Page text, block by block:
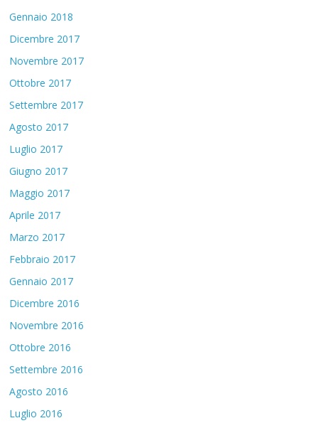
Gennaio 2018
Dicembre 2017
Novembre 2017
Ottobre 2017
Settembre 2017
Agosto 2017
Luglio 2017
Giugno 2017
Maggio 2017
Aprile 2017
Marzo 2017
Febbraio 2017
Gennaio 2017
Dicembre 2016
Novembre 2016
Ottobre 2016
Settembre 2016
Agosto 2016
Luglio 2016